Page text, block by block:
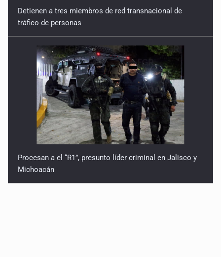
Detienen a tres miembros de red transnacional de
tráfico de personas
Procesan a el “R1”, presunto líder criminal en Jalisco y
Michoacán